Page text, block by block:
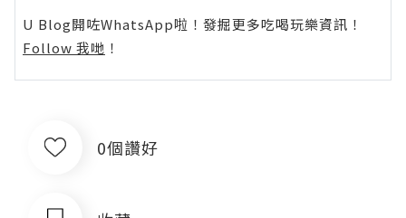
U Blog開咗WhatsApp啦！發掘更多吃喝玩樂資訊！
Follow 我哋 ！
0個讚好